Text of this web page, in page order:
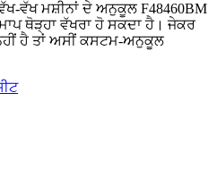
ਵੱਖ ਮਸ਼ੀਨਾਂ ਦੇ ਅਨੁਕੂਲ F48460BM
ਥੋੜ੍ਹਾ ਵੱਖਰਾ ਹੋ ਸਕਦਾ ਹੈ। ਜੇਕਰ
ਹੈ ਤਾਂ ਅਸੀਂ ਕਸਟਮ-ਅਨੁਕੂਲ